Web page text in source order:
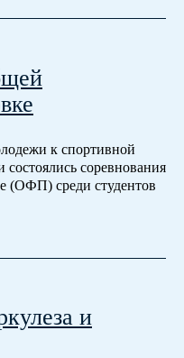
к спортивной
соревнования
(ОФП) среди студентов
и